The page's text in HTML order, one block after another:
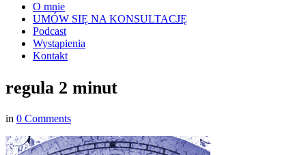
O mnie
UMÓW SIĘ NA KONSULTACJĘ
Podcast
Wystąpienia
Kontakt
regula 2 minut
in 0 Comments